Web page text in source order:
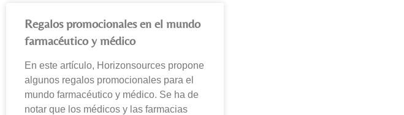
Regalos promocionales en el mundo
farmacéutico y médico
En este artículo, Horizonsources propone
algunos regalos promocionales para el
mundo farmacéutico y médico. Se ha de
notar que los médicos y las farmacias